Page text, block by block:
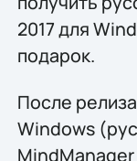
2017 для
подарок.
После
Windows